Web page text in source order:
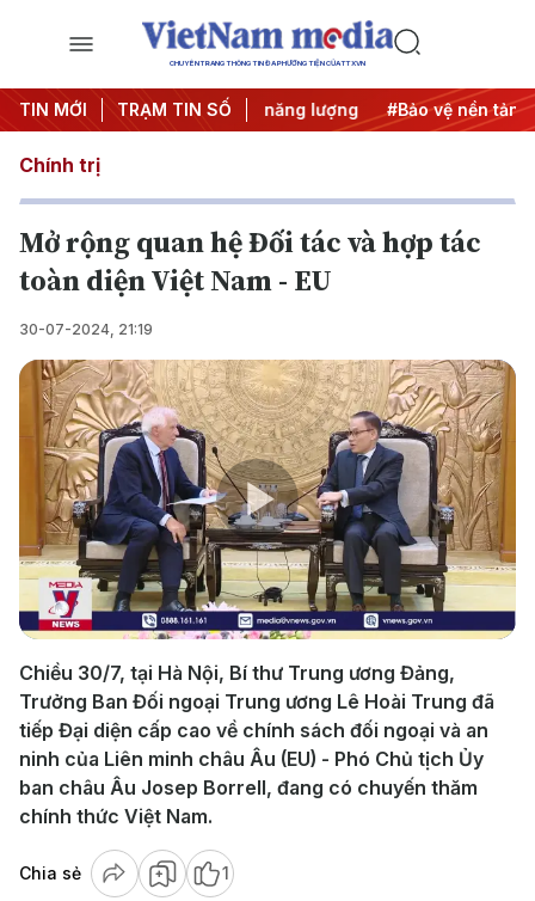
CHUYÊN TRANG THÔNG TIN ĐA PHƯƠNG TIỆN CỦA TTXVN
TIN MỚI TRẠM TIN SỐ
Đông #An ninh năng lượng #Bảo vệ nền tảng tư
Chính trị
Mở rộng quan hệ Đối tác và hợp tác
toàn diện Việt Nam - EU
30-07-2024, 21:19
Play
Video
Chiều 30/7, tại Hà Nội, Bí thư Trung ương Đảng,
Trưởng Ban Đối ngoại Trung ương Lê Hoài Trung đã
tiếp Đại diện cấp cao về chính sách đối ngoại và an
ninh của Liên minh châu Âu (EU) - Phó Chủ tịch Ủy
ban châu Âu Josep Borrell, đang có chuyến thăm
chính thức Việt Nam.
Chia sẻ 1